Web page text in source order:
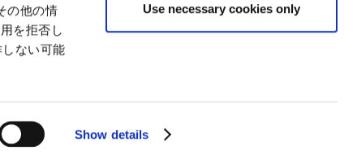
の他の情
を拒否し
ない可能
Show details
Use necessary cookies only
法（"奴隷法"）に関する表明 サイトの使い方